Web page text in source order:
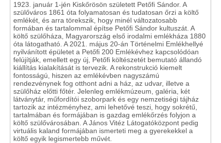
1923. január 1-jén Kiskőrösön született Petőfi Sándor. A
szülőváros 1861 óta folyamatosan és tudatosan őrzi a költő
emlékét, és arra törekszik, hogy minél változatosabb
formában és tartalommal építse Petőfi Sándor kultuszát. A
költő szülőháza, Magyarország első irodalmi emlékháza 1880
óta látogatható. A 2021. május 20-án Történelmi Emlékhellyé
nyilvánított épületet a Petőfi 200 Emlékévhez kapcsolódóan
felújítják, emellett egy új, Petőfi költészetét bemutató állandó
kiállítás kialakítását is tervezik. A rekonstrukció kiemelt
fontosságú, hiszen az emlékévben nagyszámú
rendezvénynek fog otthont adni a ház, az udvar, illetve a
szülőház előtti főtér. Jelenleg emlékmúzeum, galéria, két
látványtár, műfordítói szoborpark és egy nemzetiségi tájház
tartozik az intézményhez, ami lehetővé teszi, hogy sokrétű,
tartalmában és formájában is gazdag emlékőrzés folyjon a
költő szülővárosában. A ​​János Vitéz Látogatóközpont pedig
virtuális kaland formájában ismerteti meg a gyerekekkel a
költő egyik legismertebb művét.